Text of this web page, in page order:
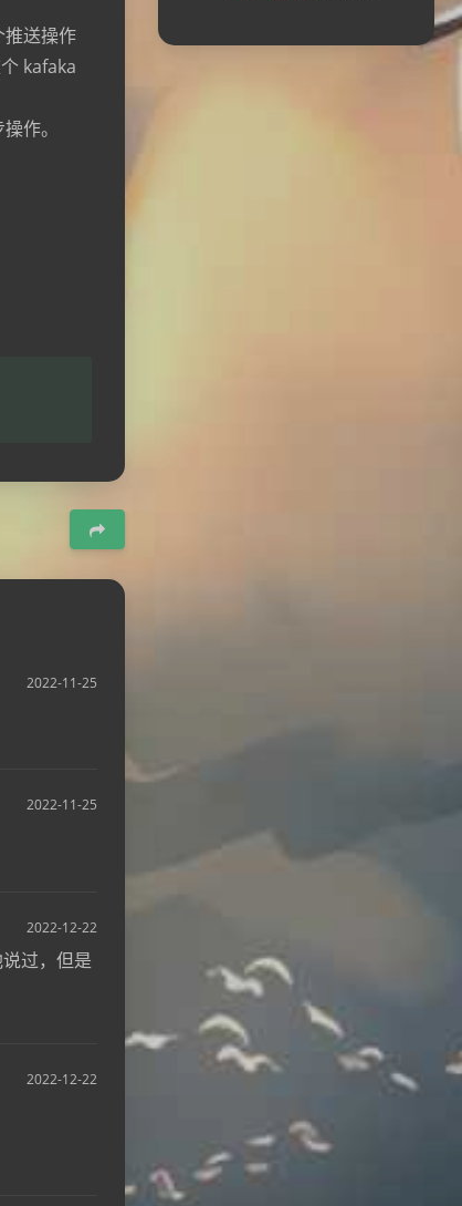
送操作
kafaka
作。
2022-11-25
2022-11-25
2022-12-22
过，但是
2022-12-22